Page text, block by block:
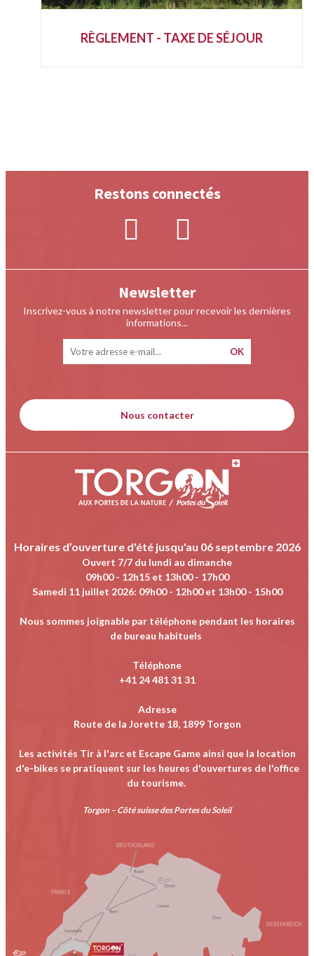
RÈGLEMENT - TAXE DE SÉJOUR
Newsletter
Inscrivez-vous à notre newsletter pour recevoir les dernières
informations...
Restons connectés
Nous contacter
Horaires d’ouverture d'été jusqu'au 06 septembre 2026
Ouvert 7/7 du lundi au dimanche
09h00 - 12h15 et 13h00 - 17h00
Samedi 11 juillet 2026: 09h00 - 12h00 et 13h00 - 15h00
Nous sommes joignable par téléphone pendant les horaires
de bureau habituels
Téléphone
+41 24 481 31 31
Adresse
Route de la Jorette 18, 1899 Torgon
Les activités Tir à l'arc et Escape Game ainsi que la location
d'e-bikes se pratiquent sur les heures d'ouvertures de l'office
du tourisme.
Torgon – Côté suisse des Portes du Soleil